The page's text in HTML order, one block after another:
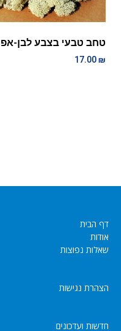
טחב טבעי בצבע לבן-
17.00₪
דף הבית
אודות
שאלות נפוצות
הצהרת נגישות
חדשות ועדכונים